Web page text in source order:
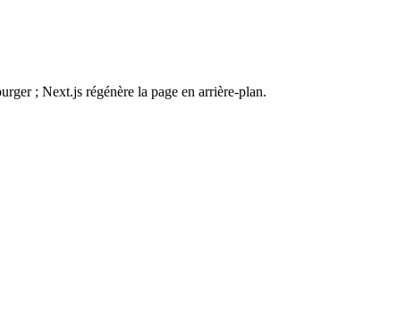
; Next.js régénère la page en arrière-plan.